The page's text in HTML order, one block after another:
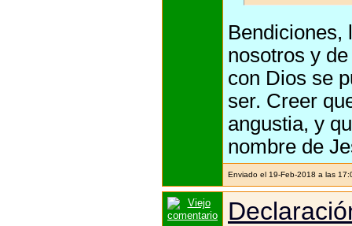
Bendiciones,
nosotros y
con Dios se
ser. Creer
angustia, y
nombre de
Enviado el 19-Feb-2018 a las